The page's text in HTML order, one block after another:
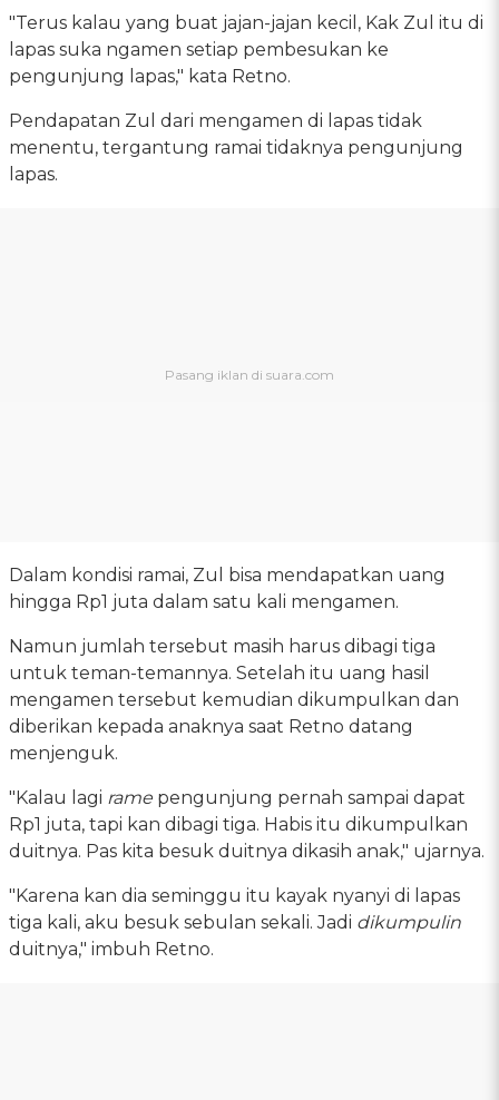
"Terus kalau yang buat jajan-jajan kecil, Kak Zul itu di
lapas suka ngamen setiap pembesukan ke
pengunjung lapas," kata Retno.
Pendapatan Zul dari mengamen di lapas tidak
menentu, tergantung ramai tidaknya pengunjung
lapas.
Dalam kondisi ramai, Zul bisa mendapatkan uang
hingga Rp1 juta dalam satu kali mengamen.
Namun jumlah tersebut masih harus dibagi tiga
untuk teman-temannya. Setelah itu uang hasil
mengamen tersebut kemudian dikumpulkan dan
diberikan kepada anaknya saat Retno datang
menjenguk.
"Kalau lagi rame pengunjung pernah sampai dapat
Rp1 juta, tapi kan dibagi tiga. Habis itu dikumpulkan
duitnya. Pas kita besuk duitnya dikasih anak," ujarnya.
"Karena kan dia seminggu itu kayak nyanyi di lapas
tiga kali, aku besuk sebulan sekali. Jadi dikumpulin
duitnya," imbuh Retno.